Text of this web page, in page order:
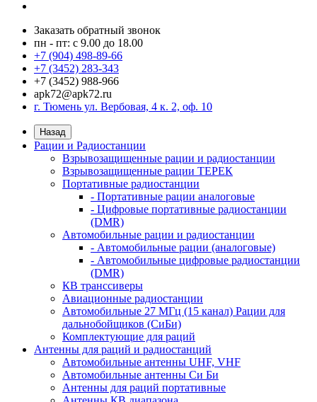
Заказать обратный звонок
пн - пт: с 9.00 до 18.00
+7 (904) 498-89-66
+7 (3452) 283-343
+7 (3452) 988-966
apk72@apk72.ru
г. Тюмень ул. Вербовая, 4 к. 2, оф. 10
Назад
Рации и Радиостанции
Взрывозащищенные рации и радиостанции
Взрывозащищенные рации ТЕРЕК
Портативные радиостанции
- Портативные рации аналоговые
- Цифровые портативные радиостанции
(DMR)
Автомобильные рации и радиостанции
- Автомобильные рации (аналоговые)
- Автомобильные цифровые радиостанции
(DMR)
КВ транссиверы
Авиационные радиостанции
Автомобильные 27 МГц (15 канал) Рации для
дальнобойщиков (СиБи)
Комплектующие для раций
Антенны для раций и радиостанций
Автомобильные антенны UHF, VHF
Автомобильные антенны Си Би
Антенны для раций портативные